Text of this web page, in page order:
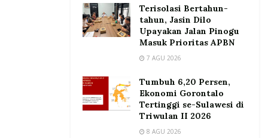
Terisolasi Bertahun-
tahun, Jasin Dilo
Upayakan Jalan Pinogu
Masuk Prioritas APBN
7 AGU 2026
Tumbuh 6,20 Persen,
Ekonomi Gorontalo
Tertinggi se-Sulawesi di
Triwulan II 2026
8 AGU 2026